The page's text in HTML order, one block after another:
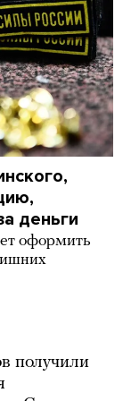
деньги
оформить
получили